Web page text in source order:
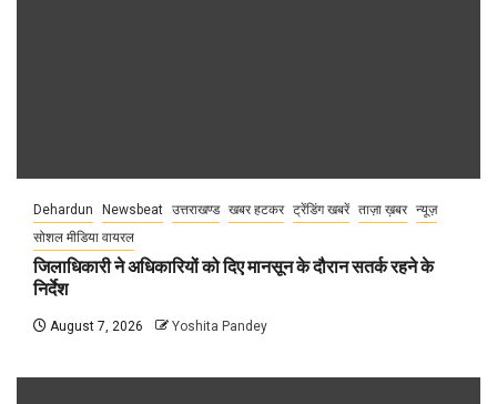
Dehardun Newsbeat उत्तराखण्ड खबर हटकर ट्रेंडिंग खबरें ताज़ा ख़बर न्यूज़
सोशल मीडिया वायरल
जिलाधिकारी ने अधिकारियों को दिए मानसून के दौरान सतर्क रहने के
निर्देश
August 7, 2026 Yoshita Pandey